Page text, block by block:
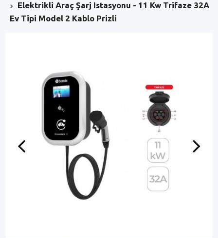
Elektrikli Araç Şarj Istasyonu - 11 Kw Trifaze 32A
Ev Tipi Model 2 Kablo Prizli
Previous Next